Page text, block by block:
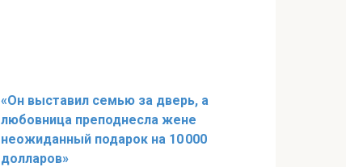
«Он выставил семью за дверь, а
любовница преподнесла жене
неожиданный подарок на 10 000
долларов»